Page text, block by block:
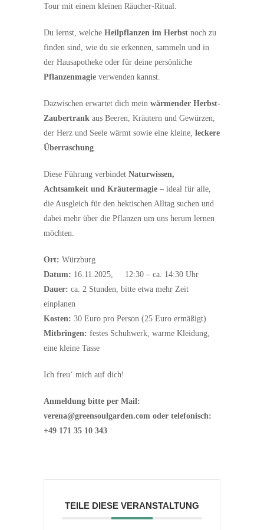
Tour mit einem kleinen Räucher-Ritual.
Du lernst, welche Heilpflanzen im Herbst noch zu
finden sind, wie du sie erkennen, sammeln und in
der Hausapotheke oder für deine persönliche
Pflanzenmagie verwenden kannst.
Dazwischen erwartet dich mein wärmender Herbst-
Zaubertrank aus Beeren, Kräutern und Gewürzen,
der Herz und Seele wärmt sowie eine kleine, leckere
Überraschung.
Diese Führung verbindet Naturwissen,
Achtsamkeit und Kräutermagie – ideal für alle,
die Ausgleich für den hektischen Alltag suchen und
dabei mehr über die Pflanzen um uns herum lernen
möchten.
Ort: Würzburg
Datum: 16.11.2025, 12:30 – ca. 14:30 Uhr
Dauer: ca. 2 Stunden, bitte etwa mehr Zeit
einplanen
Kosten: 30 Euro pro Person (25 Euro ermäßigt)
Mitbringen: festes Schuhwerk, warme Kleidung,
eine kleine Tasse
Ich freu‘ mich auf dich!
Anmeldung bitte per Mail:
verena@greensoulgarden.com oder telefonisch:
+49 171 35 10 343
TEILE DIESE VERANSTALTUNG